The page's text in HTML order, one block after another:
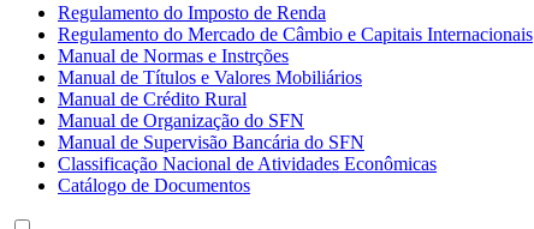
Regulamento do Imposto de Renda
Regulamento do Mercado de Câmbio e Capitais Internacionais
Manual de Normas e Instrções
Manual de Títulos e Valores Mobiliários
Manual de Crédito Rural
Manual de Organização do SFN
Manual de Supervisão Bancária do SFN
Classificação Nacional de Atividades Econômicas
Catálogo de Documentos